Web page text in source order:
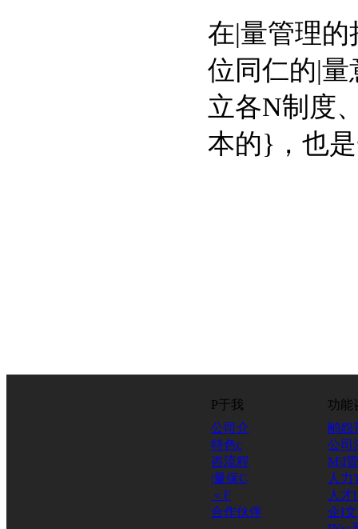
在|量管理的
位同仁的|量
立各N制度
本的}，
P于我
公司介
特色c
咨流程
|量保C
＜F
合作伙伴
功能
鹇怨
公司
M\I
人力
人才
企I